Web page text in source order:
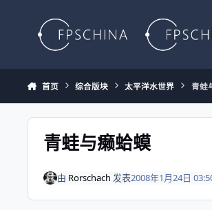
首页 综合版块 太平洋水世界 青蛙
青蛙与癞蛤蟆
由 Rorschach 发表2008年1月24日